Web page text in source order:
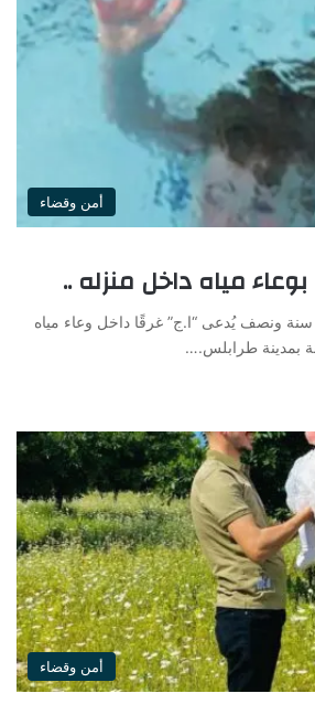
أمن وقضاء
مياه داخل منزله ..
ونصف يُدعى “ا.ج” غرقًا داخل وعاء مياه
بمدينة طرابلس.…
أمن وقضاء